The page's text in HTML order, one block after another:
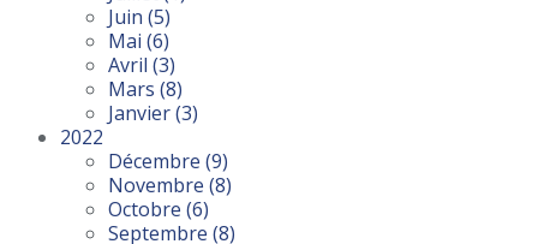
Juin (5)
Mai (6)
Avril (3)
Mars (8)
Janvier(3)
2022
Décembre (9)
Novembre (8)
Octobre (6)
Septembre (8)